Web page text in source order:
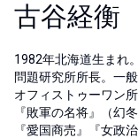
古谷経衡
1982年北海道生まれ
問題研究所所長。一
オフィストゥーワン
『敗軍の名将』（幻
『愛国商売』『女政